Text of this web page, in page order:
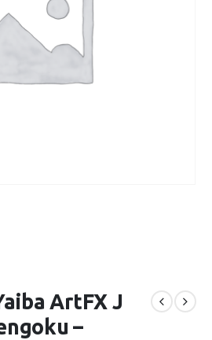
ArtFX J
–